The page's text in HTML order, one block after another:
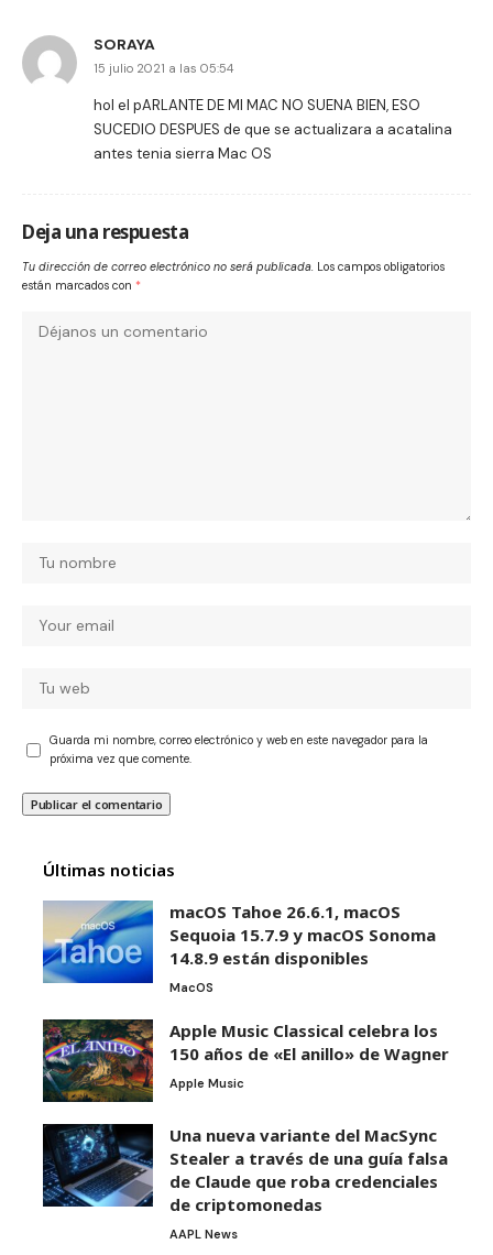
SORAYA
15 julio 2021 a las 05:54
hol el pARLANTE DE MI MAC NO SUENA BIEN, ESO
SUCEDIO DESPUES de que se actualizara a acatalina
antes tenia sierra Mac OS
Deja una respuesta
Tu dirección de correo electrónico no será publicada. Los campos obligatorios
están marcados con *
Guarda mi nombre, correo electrónico y web en este navegador para la
próxima vez que comente.
Últimas noticias
macOS Tahoe 26.6.1, macOS
Sequoia 15.7.9 y macOS Sonoma
14.8.9 están disponibles
MacOS
Apple Music Classical celebra los
150 años de «El anillo» de Wagner
Apple Music
Una nueva variante del MacSync
Stealer a través de una guía falsa
de Claude que roba credenciales
de criptomonedas
AAPL News